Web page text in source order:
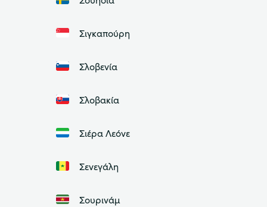
Σιγκαπούρη
Σλοβενία
Σλοβακία
Σιέρα Λεόνε
Σενεγάλη
Σουρινάμ